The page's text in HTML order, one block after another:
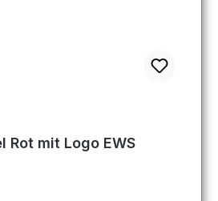
Rot mit Logo EWS